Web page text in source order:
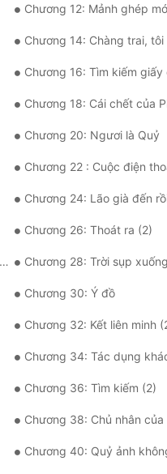
Chương 12: Mảnh ghép
Chương 14: Chàng trai,
Chương 16: Tìm kiếm
Chương 18: Cái chết của
Chương 20: Ngươi là Quỷ
Chương 22 : Cuộc điện
Chương 24: Lão già đến
Chương 26: Thoát ra (2)
Chương 28: Trời sụp xuống
Chương 30: Ý đồ
Chương 32: Kết liên minh
Chương 34: Tác dụng
Chương 36: Tìm kiếm (2)
Chương 38: Chủ nhân
Chương 40: Quỷ ảnh